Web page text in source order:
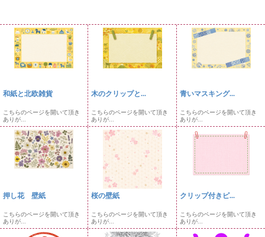
和紙と北欧雑貨
こちらのページを開いて頂き
ありが...
木のクリップと...
こちらのページを開いて頂き
ありが...
青いマスキング...
こちらのページを開いて頂き
ありが...
押し花 壁紙
こちらのページを開いて頂き
ありが...
桜の壁紙
こちらのページを開いて頂き
ありが...
クリップ付きピ...
こちらのページを開いて頂き
ありが...